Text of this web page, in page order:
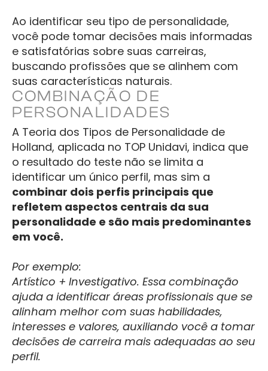
Ao identificar seu tipo de personalidade,
você pode tomar decisões mais informadas
e satisfatórias sobre suas carreiras,
buscando profissões que se alinhem com
suas características naturais.
COMBINAÇÃO DE
PERSONALIDADES
A Teoria dos Tipos de Personalidade de
Holland, aplicada no TOP Unidavi, indica que
o resultado do teste não se limita a
identificar um único perfil, mas sim a
combinar dois perfis principais que
refletem aspectos centrais da sua
personalidade e são mais predominantes
em você.
Por exemplo:
Artístico + Investigativo. Essa combinação
ajuda a identificar áreas profissionais que se
alinham melhor com suas habilidades,
interesses e valores, auxiliando você a tomar
decisões de carreira mais adequadas ao seu
perfil.